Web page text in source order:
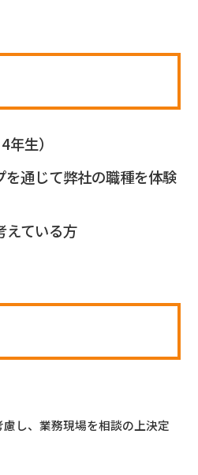
生）
を通じて弊社の職種を体験
えている方
し、業務現場を相談の上決定